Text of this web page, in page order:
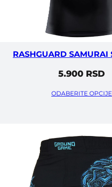
RASHGUARD SAMURAI
5.900 RSD
ODABERITE OPCIJE